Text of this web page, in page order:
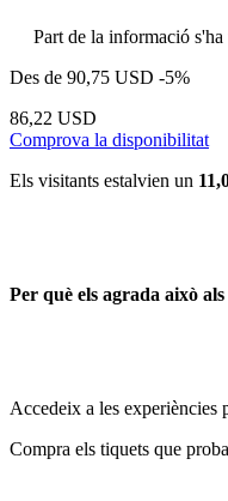
Part de la informació
Des de 90,75 USD -5%
86,22 USD
Comprova la disponibilitat
Els visitants estalvien un
Per què els agrada això
Accedeix a les experiències
Compra els tiquets que